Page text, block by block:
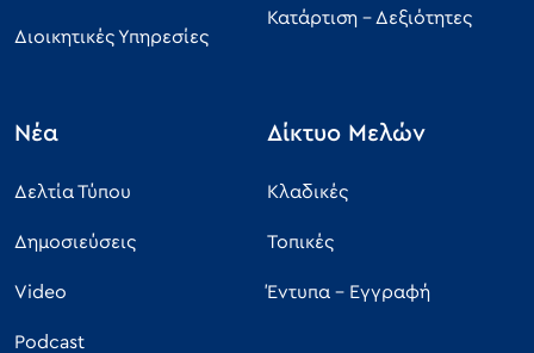
Διοικητικές Υπηρεσίες
Κατάρτιση - Δεξιότητες
Νέα
Δελτία Τύπου
Δημοσιεύσεις
Video
Podcast
Δίκτυο Μελών
Κλαδικές
Τοπικές
Έντυπα - Εγγραφή